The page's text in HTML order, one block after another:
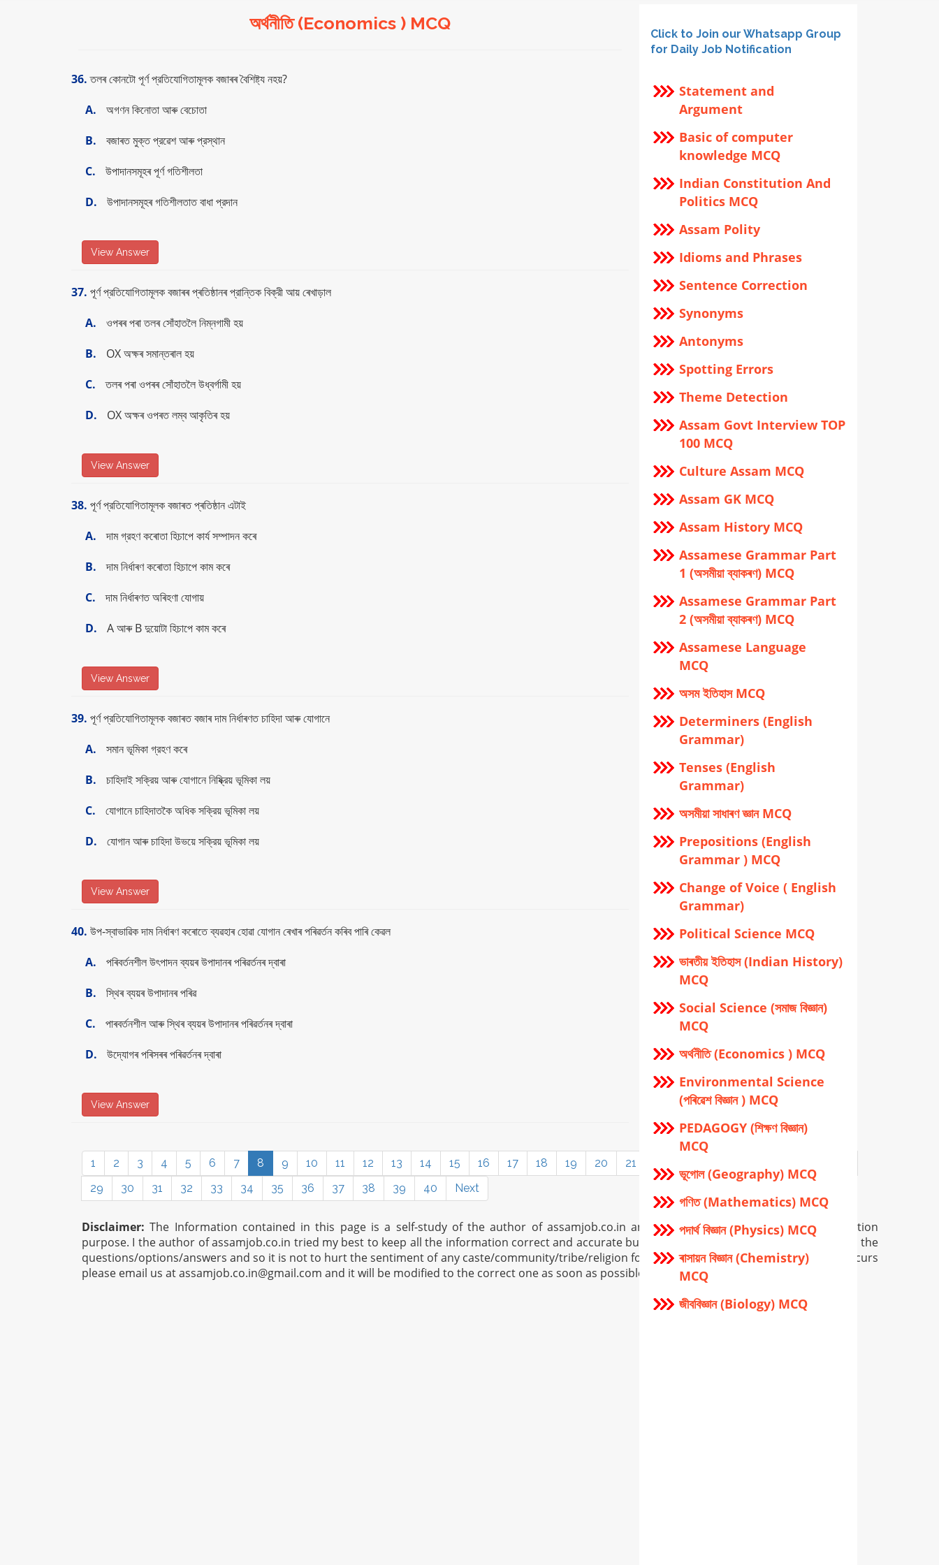
অর্থনীতি (Economics ) MCQ
36.তলৰ কোনটো পূর্ণ প্রতিযােগিতামূলক বজাৰৰ বৈশিষ্ট্য নহয়?
A.
অগণন কিনােতা আৰু বেচোতা
B.
বজাৰত মুক্ত প্রৱেশ আৰু প্রস্থান
C.
উপাদানসমূহৰ পূর্ণ গতিশীলতা
D.
উপাদানসমূহৰ গতিশীলতাত বাধা প্রদান
View Answer
37. পূর্ণ প্রতিযােগিতামূলক বজাৰৰ প্ৰতিষ্ঠানৰ প্রান্তিক বিক্রী আয় ৰেখাড়াল
A.
ওপৰৰ পৰা তলৰ সোঁহাতলৈ নিম্নগামী হয়
B.
OX অক্ষৰ সমান্তৰাল হয়
C.
তলৰ পৰা ওপৰৰ সোঁহাতলৈ উধ্বর্গামী হয়
D.
OX অক্ষৰ ওপৰত লম্ব আকৃতিৰ হয়
View Answer
38. পূর্ণ প্রতিযােগিতামূলক বজাৰত প্ৰতিষ্ঠান এটাই
A.
দাম গ্রহণ কৰােতা হিচাপে কার্য সম্পাদন কৰে
B.
দাম নির্ধাৰণ কৰােতা হিচাপে কাম কৰে
C.
দাম নির্ধাৰণত অৰিহণা যােগায়
D.
A আৰু B দুয়ােটা হিচাপে কাম কৰে
View Answer
39. পূর্ণ প্রতিযােগিতামূলক বজাৰত বজাৰ দাম নির্ধাৰণত চাহিদা আৰু যােগানে
A.
সমান ভূমিকা গ্রহণ কৰে
B.
চাহিদাই সক্রিয় আৰু যােগানে নিষ্ক্রিয় ভূমিকা লয়
C.
যােগানে চাহিদাতকৈ অধিক সক্রিয় ভূমিকা লয়
D.
যােগান আৰু চাহিদা উভয়ে সক্রিয় ভূমিকা লয়
View Answer
40. উপ-স্বাভাৱিক দাম নিৰ্ধাৰণ কৰােতে ব্যৱহাৰ হােৱা যােগান ৰেখাৰ পৰিৱৰ্তন কৰিব পাৰি কেৱল
A.
পৰিবর্তনশীল উৎপাদন ব্যয়ৰ উপাদানৰ পৰিৱৰ্তনৰ দ্বাৰা
B.
স্থিৰ ব্যয়ৰ উপাদানৰ পৰিৱ
C.
পাৰবৰ্তনশীল আৰু স্থিৰ ব্যয়ৰ উপাদানৰ পৰিৱৰ্তনৰ দ্বাৰা
D.
উদ্যোগৰ পৰিসৰৰ পৰিৱর্তনৰ দ্বাৰা
View Answer
1 2 3 4 5 6 7 8 9 10 11 12 13 14 15 16 17 18 19 20 21
29
30 31 32 33 34 35 36 37 38 39 40 Next
Disclaimer: The Information contained in this page is a self-study of the author of assamjob.co.in and is provided only for general information
purpose. I the author of assamjob.co.in tried my best to keep all the information correct and accurate but in certain case there may occur error in the
questions/options/answers and so it is not to hurt the sentiment of any caste/community/tribe/religion for providing wrong info, and if so error occurs
please email us atassamjob.co.in@gmail.com and it will be modified to the correct one as soon as possible.
Click to Join our Whatsapp Group
for Daily Job Notification
Statement and
Argument
Basic of computer
knowledge MCQ
Indian Constitution And
Politics MCQ
Assam Polity
Idioms and Phrases
Sentence Correction
Synonyms
Antonyms
Spotting Errors
Theme Detection
Assam Govt Interview TOP
100 MCQ
Culture Assam MCQ
Assam GK MCQ
Assam History MCQ
Assamese Grammar Part
1 (অসমীয়া ব্যাকৰণ) MCQ
Assamese Grammar Part
2 (অসমীয়া ব্যাকৰণ) MCQ
Assamese Language
MCQ
অসম ইতিহাস MCQ
Determiners (English
Grammar)
Tenses (English
Grammar)
অসমীয়া সাধাৰণ জ্ঞান MCQ
Prepositions (English
Grammar ) MCQ
Change of Voice ( English
Grammar)
Political Science MCQ
ভাৰতীয় ইতিহাস (Indian History)
MCQ
Social Science (সমাজ বিজ্ঞান)
MCQ
অর্থনীতি (Economics ) MCQ
Environmental Science
(পৰিৱেশ বিজ্ঞান ) MCQ
PEDAGOGY (শিক্ষণ বিজ্ঞান)
MCQ
ভূগোল (Geography) MCQ
গণিত (Mathematics) MCQ
পদার্থ বিজ্ঞান (Physics) MCQ
ৰাসায়ন বিজ্ঞান (Chemistry)
MCQ
জীববিজ্ঞান (Biology) MCQ